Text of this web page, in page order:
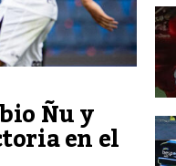
Ñu y
en el